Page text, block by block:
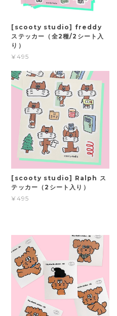
[scooty studio] freddy
ステッカー（全2種/2シート入
り）
¥495
[scooty studio] Ralph ス
テッカー（2シート入り）
¥495